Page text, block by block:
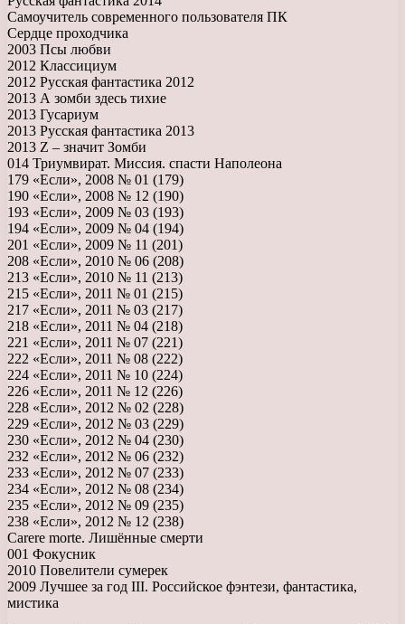
Самоучитель современного пользователя ПК
Сердце проходчика
2003 Псы любви
2012 Классициум
2012 Русская фантастика 2012
2013 А зомби здесь тихие
2013 Гусариум
2013 Русская фантастика 2013
2013 Z – значит Зомби
014 Триумвират. Миссия. спасти Наполеона
179 «Если», 2008 № 01 (179)
190 «Если», 2008 № 12 (190)
193 «Если», 2009 № 03 (193)
194 «Если», 2009 № 04 (194)
201 «Если», 2009 № 11 (201)
208 «Если», 2010 № 06 (208)
213 «Если», 2010 № 11 (213)
215 «Если», 2011 № 01 (215)
217 «Если», 2011 № 03 (217)
218 «Если», 2011 № 04 (218)
221 «Если», 2011 № 07 (221)
222 «Если», 2011 № 08 (222)
224 «Если», 2011 № 10 (224)
226 «Если», 2011 № 12 (226)
228 «Если», 2012 № 02 (228)
229 «Если», 2012 № 03 (229)
230 «Если», 2012 № 04 (230)
232 «Если», 2012 № 06 (232)
233 «Если», 2012 № 07 (233)
234 «Если», 2012 № 08 (234)
235 «Если», 2012 № 09 (235)
238 «Если», 2012 № 12 (238)
Carere morte. Лишённые смерти
001 Фокусник
2010 Повелители сумерек
2009 Лучшее за год III. Российское фэнтези, фантастика,
мистика